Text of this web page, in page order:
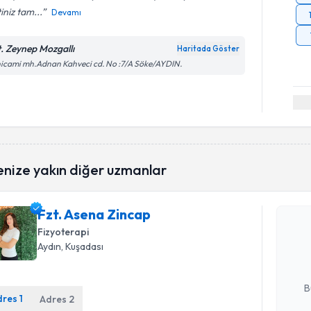
tam...
Devamı
Zeynep Mozgallı Haritada Göster
mh.Adnan Kahveci cd. No :7/A Söke/AYDIN.
yakın diğer uzmanlar
Fzt. Asena Zincap
Fizyoterapi
Aydın , Kuşadası
1 Adres 2